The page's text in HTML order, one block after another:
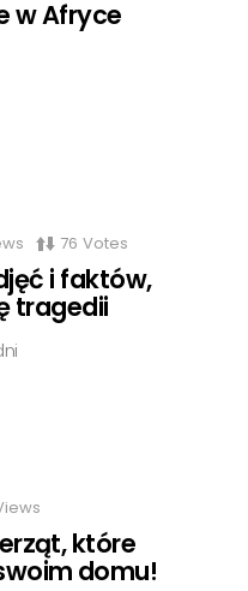
w Afryce
76 Votes
i faktów,
tragedii
które
domu!